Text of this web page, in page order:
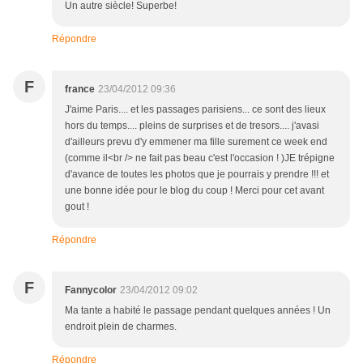
Un autre siècle! Superbe!
Répondre
F france 23/04/2012 09:36
J'aime Paris.... et les passages parisiens... ce sont des lieux
hors du temps.... pleins de surprises et de tresors.... j'avasi
d'ailleurs prevu d'y emmener ma fille surement ce week end
(comme il<br /> ne fait pas beau c'est l'occasion ! )JE trépigne
d'avance de toutes les photos que je pourrais y prendre !!! et
une bonne idée pour le blog du coup ! Merci pour cet avant
gout !
Répondre
F Fannycolor 23/04/2012 09:02
Ma tante a habité le passage pendant quelques années ! Un
endroit plein de charmes.
Répondre